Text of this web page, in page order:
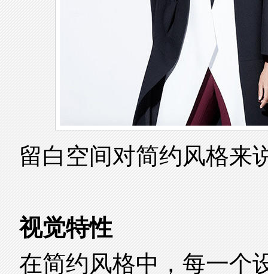
留白空间对简约风格来
视觉特性
在简约风格中，每一个